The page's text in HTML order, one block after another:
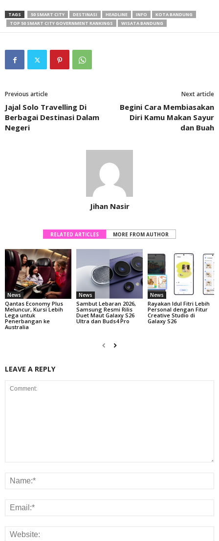
TAGS 50 SMART CITY DESTINASI HEADLINE INFO
KOTA BANDUNG
TOP 50 SMART CITY GOVERNMENT RANKINGS
WISATA BANDUNG
Previous article
Jajal Solo Travelling Di
Berbagai Destinasi Dalam
Negeri
Next article
Begini Cara Membiasakan
Diri Kamu Makan Sayur
dan Buah
Jihan Nasir
RELATED ARTICLES MORE FROM AUTHOR
News
Qantas Economy Plus
Meluncur, Kursi Lebih
Lega untuk
Penerbangan ke
Australia
News
Sambut Lebaran 2026,
Samsung Resmi Rilis
Duet Maut Galaxy S26
Ultra dan Buds4 Pro
News
Rayakan Idul Fitri Lebih
Personal dengan Fitur
Creative Studio di
Galaxy S26
LEAVE A REPLY